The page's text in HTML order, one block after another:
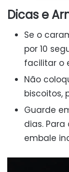
Dicas e
Se o
por 10
facilitar o
Não
biscoitos,
Guarde
dias.
embale